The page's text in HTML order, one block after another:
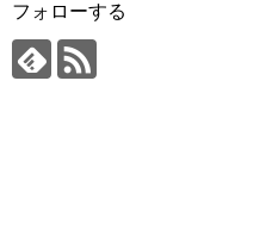
フォローする